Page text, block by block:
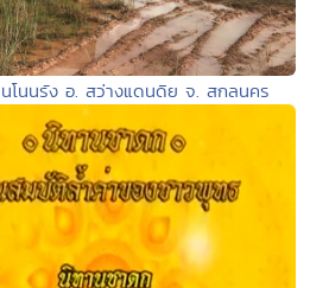
นนรัง อ. สว่างแดนดิย จ. สกลนคร